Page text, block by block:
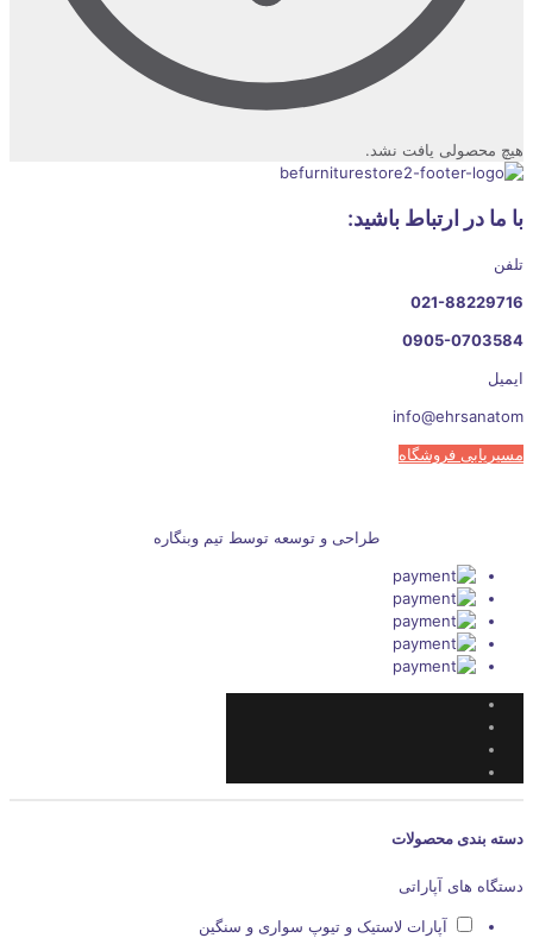
هیچ محصولی یافت نشد.
با ما در ارتباط باشید:
تلفن
021-88229716
0905-0703584
ایمیل
info@ehrsanatom
مسیریابی فروشگاه
طراحی و توسعه توسط تیم وبنگاره
دسته بندی محصولات
دستگاه های آپاراتی
آپارات لاستیک و تیوپ سواری و سنگین